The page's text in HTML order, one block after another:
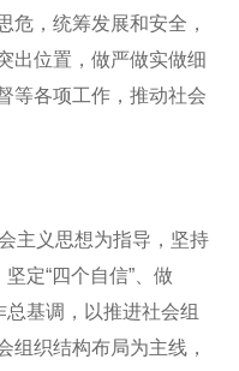
危，统筹发展和安全，
出位置，做严做实做细
等各项工作，推动社会
主义思想为指导，坚持
定“四个自信”、做
总基调，以推进社会组
组织结构布局为主线，